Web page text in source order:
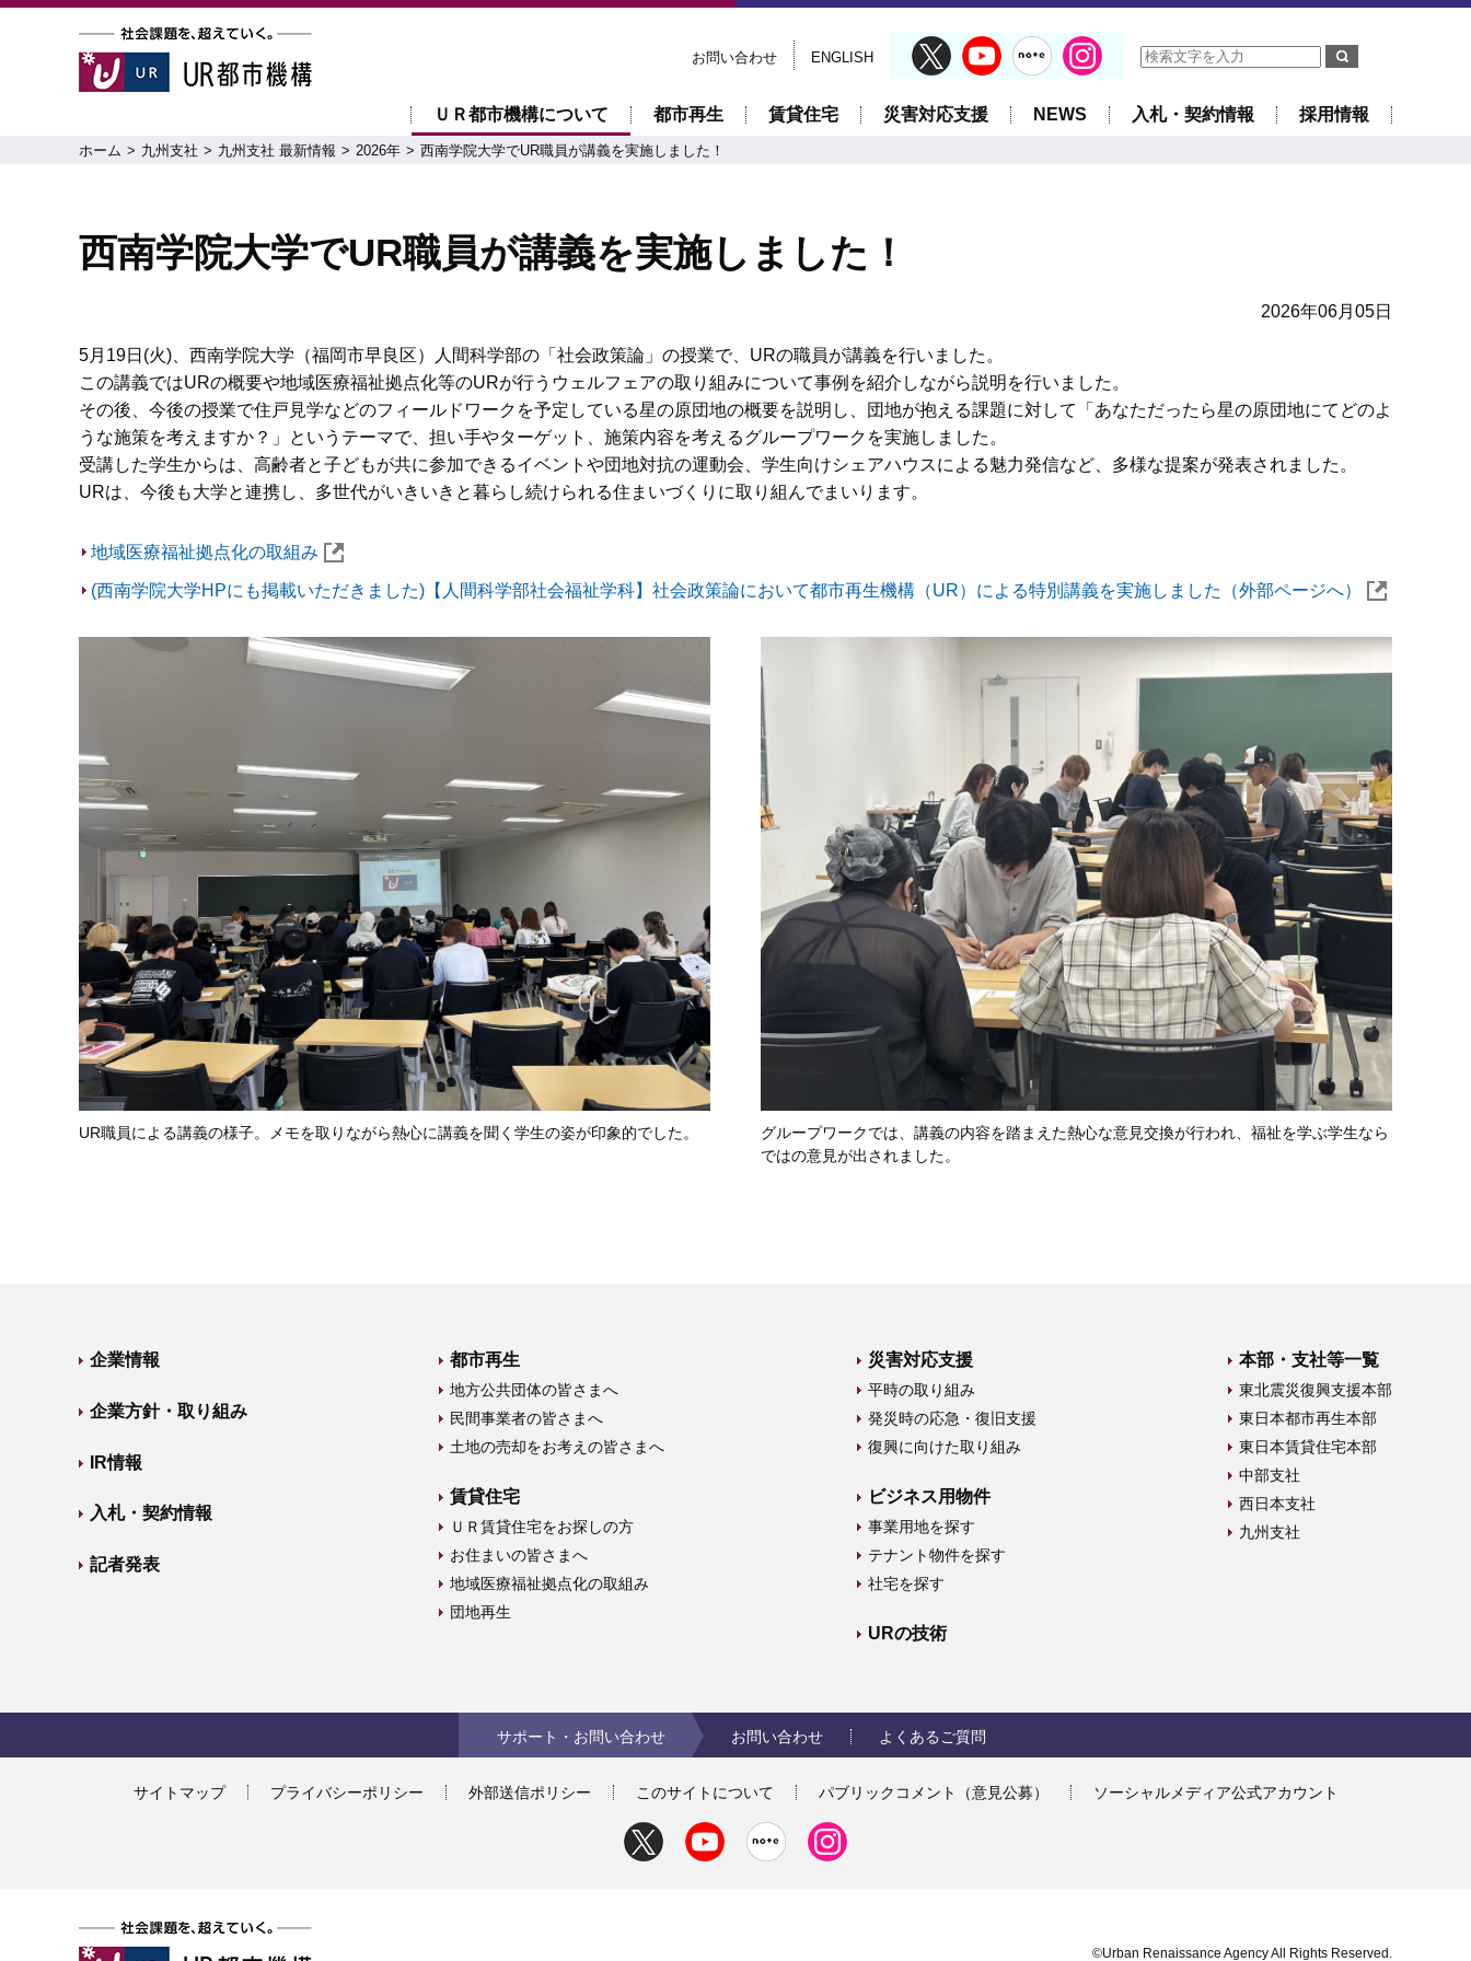
お問い合わせ ENGLISH
ＵＲ都市機構について 都市再生 賃貸住宅 災害対応支援 NEWS 入札・契約情報 採用情報
ホーム 九州支社 九州支社 最新情報 2026年 西南学院大学でUR職員が講義を実施しました！
西南学院大学でUR職員が講義を実施しました！
2026年06月05日
5月19日(火)、西南学院大学（福岡市早良区）人間科学部の「社会政策論」の授業で、URの職員が講義を行いました。
この講義ではURの概要や地域医療福祉拠点化等のURが行うウェルフェアの取り組みについて事例を紹介しながら説明を行いました。
その後、今後の授業で住戸見学などのフィールドワークを予定している星の原団地の概要を説明し、団地が抱える課題に対して「あなただったら星の原団地にてどのよ
うな施策を考えますか？」というテーマで、担い手やターゲット、施策内容を考えるグループワークを実施しました。
受講した学生からは、高齢者と子どもが共に参加できるイベントや団地対抗の運動会、学生向けシェアハウスによる魅力発信など、多様な提案が発表されました。
URは、今後も大学と連携し、多世代がいきいきと暮らし続けられる住まいづくりに取り組んでまいります。
地域医療福祉拠点化の取組み
(西南学院大学HPにも掲載いただきました)【人間科学部社会福祉学科】社会政策論において都市再生機構（UR）による特別講義を実施しました（外部ページへ）
UR職員による講義の様子。メモを取りながら熱心に講義を聞く学生の姿が印象的でした。
グループワークでは、講義の内容を踏まえた熱心な意見交換が行われ、福祉を学ぶ学生なら
ではの意見が出されました。
企業情報
企業方針・取り組み
IR情報
入札・契約情報
記者発表
都市再生
地方公共団体の皆さまへ
民間事業者の皆さまへ
土地の売却をお考えの皆さまへ
賃貸住宅
ＵＲ賃貸住宅をお探しの方
お住まいの皆さまへ
地域医療福祉拠点化の取組み
団地再生
災害対応支援
平時の取り組み
発災時の応急・復旧支援
復興に向けた取り組み
ビジネス用物件
事業用地を探す
テナント物件を探す
社宅を探す
URの技術
本部・支社等一覧
東北震災復興支援本部
東日本都市再生本部
東日本賃貸住宅本部
中部支社
西日本支社
九州支社
サポート・お問い合わせ お問い合わせ よくあるご質問
サイトマップ プライバシーポリシー 外部送信ポリシー このサイトについて パブリックコメント（意見公募） ソーシャルメディア公式アカウント
©Urban Renaissance Agency All Rights Reserved.